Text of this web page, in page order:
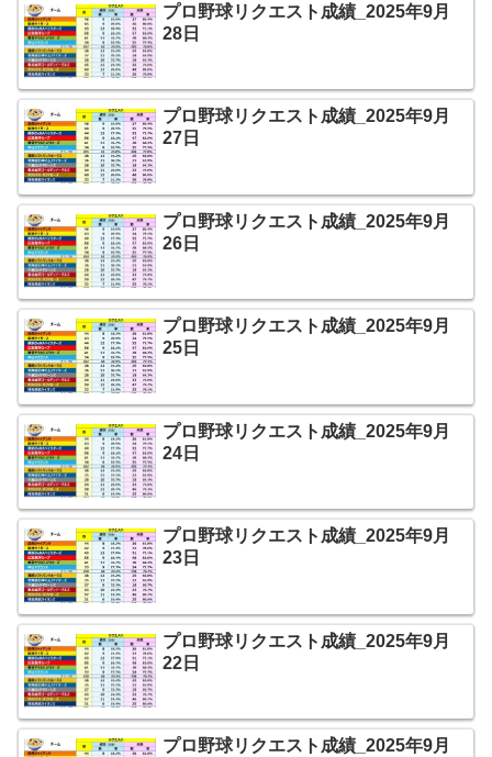
プロ野球リクエスト成績_2025年9月
28日
プロ野球リクエスト成績_2025年9月
27日
プロ野球リクエスト成績_2025年9月
26日
プロ野球リクエスト成績_2025年9月
25日
プロ野球リクエスト成績_2025年9月
24日
プロ野球リクエスト成績_2025年9月
23日
プロ野球リクエスト成績_2025年9月
22日
プロ野球リクエスト成績_2025年9月